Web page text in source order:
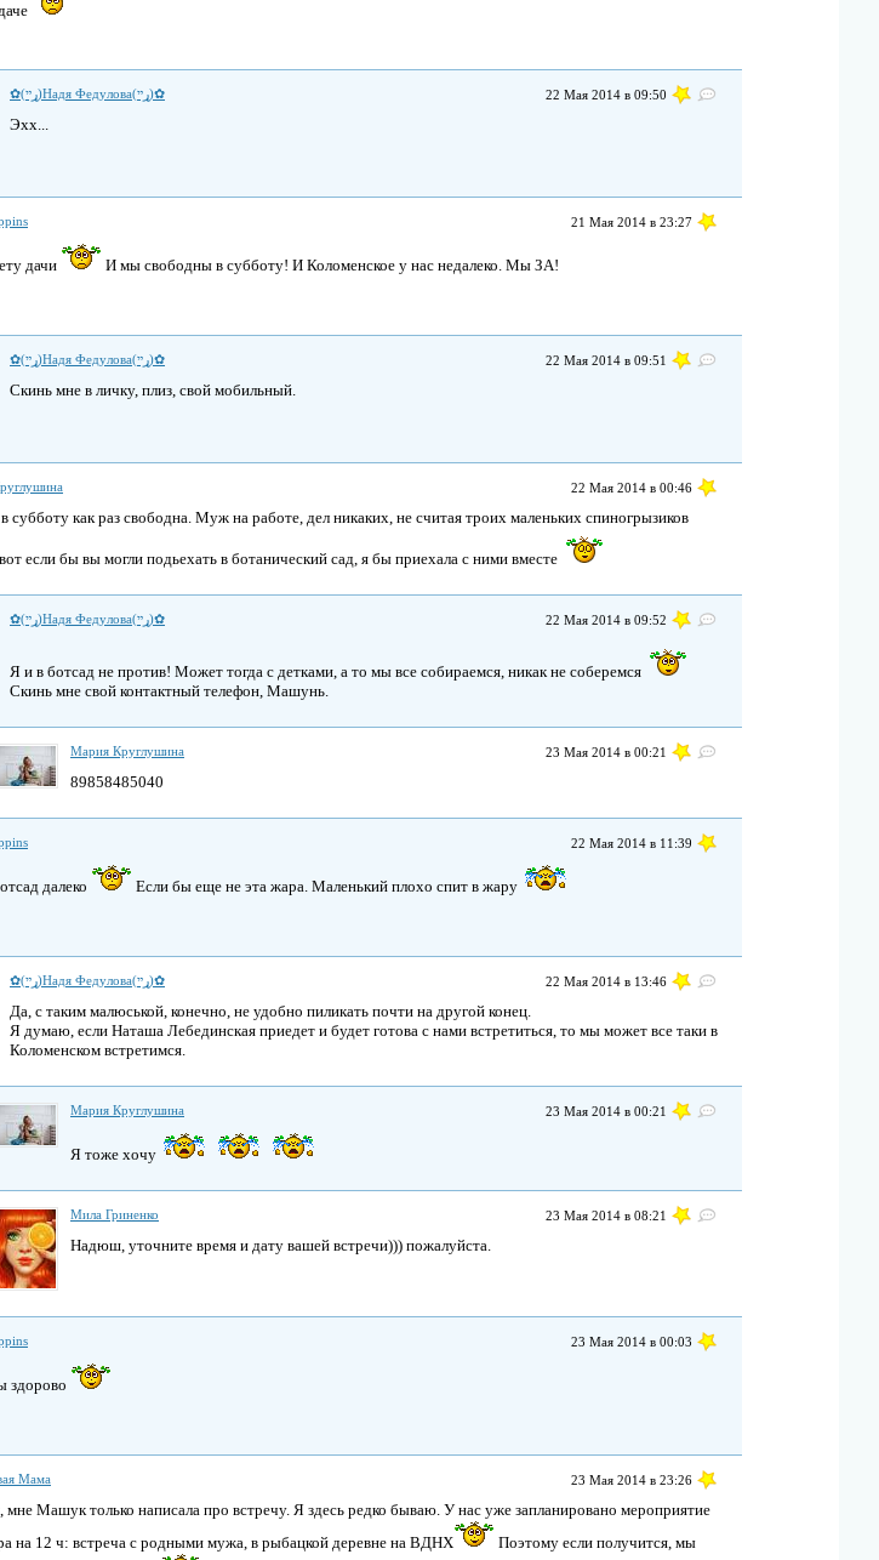
✿(ړײ)Надя Федулова(ړײ)✿ 22 Мая 2014 в 09:50
Эхх...
21 Мая 2014 в 23:27
дачи И мы свободны в субботу! И Коломенское у нас недалеко. Мы ЗА!
✿(ړײ)Надя Федулова(ړײ)✿ 22 Мая 2014 в 09:51
Скинь мне в личку, плиз, свой мобильный.
22 Мая 2014 в 00:46
субботу как раз свободна. Муж на работе, дел никаких, не считая троих маленьких спиногрызиков
вот если бы вы могли подьехать в ботанический сад, я бы приехала с ними вместе
✿(ړײ)Надя Федулова(ړײ)✿ 22 Мая 2014 в 09:52
Я и в ботсад не против! Может тогда с детками, а то мы все собираемся, никак не соберемся
Скинь мне свой контактный телефон, Машунь.
Мария Круглушина 23 Мая 2014 в 00:21
89858485040
22 Мая 2014 в 11:39
далеко Если бы еще не эта жара. Маленький плохо спит в жару
✿(ړײ)Надя Федулова(ړײ)✿ 22 Мая 2014 в 13:46
Да, с таким малюськой, конечно, не удобно пиликать почти на другой конец.
Я думаю, если Наташа Лебединская приедет и будет готова с нами встретиться, то мы может все таки в
Коломенском встретимся.
Мария Круглушина 23 Мая 2014 в 00:21
Я тоже хочу
Мила Гриненко 23 Мая 2014 в 08:21
Надюш, уточните время и дату вашей встречи))) пожалуйста.
23 Мая 2014 в 00:03
здорово
Мама 23 Мая 2014 в 23:26
Машук только написала про встречу. Я здесь редко бываю. У нас уже запланировано мероприятие
на 12 ч: встреча с родными мужа, в рыбацкой деревне на ВДНХ
Поэтому если получится, мы